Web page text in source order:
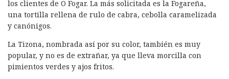
los clientes de O Fogar. La más solicitada es la Fogareña,
una tortilla rellena de rulo de cabra, cebolla caramelizada
y canónigos.
La Tizona, nombrada así por su color, también es muy
popular, y no es de extrañar, ya que lleva morcilla con
pimientos verdes y ajos fritos.